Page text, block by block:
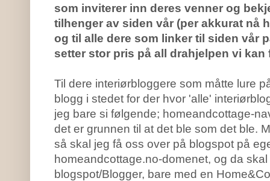
som inviterer inn deres venner og
tilhenger av siden vår (per akkurat nå
og til alle dere som linker til siden vår
setter stor pris på all drahjelpen vi kan
Til dere interiørbloggere som måtte lure
blogg i stedet for der hvor 'alle'
jeg bare si følgende; homeandcottage-
det er grunnen til at det ble som det ble.
så skal jeg få oss over på blogspot på
homeandcottage.no-domenet, og da
blogspot/Blogger, bare med en